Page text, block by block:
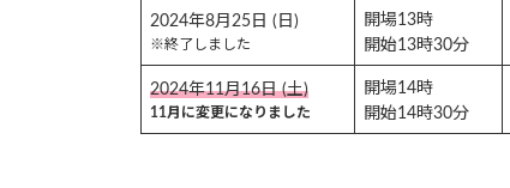
2024年8月25日 (日)
※終了しました
開場13時
開始13時30分
2024年11月16日 (土)
11月に変更になりました
開場14時
開始14時30分